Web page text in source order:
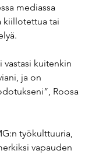
mediassa
kiillotettua tai
vastasi kuitenkin
ja on
Roosa
työkulttuuria,
vapauden